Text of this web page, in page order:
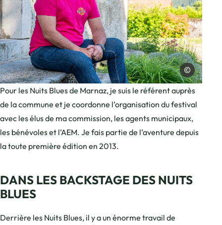
Photo, © Charles Savouret
Charles
Pour les Nuits Blues de Marnaz, je suis le référent auprès
de la commune et je coordonne l’organisation du festival
avec les élus de ma commission, les agents municipaux,
les bénévoles et l’AEM. Je fais partie de l’aventure depuis
la toute première édition en 2013.
DANS LES BACKSTAGE DES NUITS
BLUES
Derrière les Nuits Blues, il y a un énorme travail de